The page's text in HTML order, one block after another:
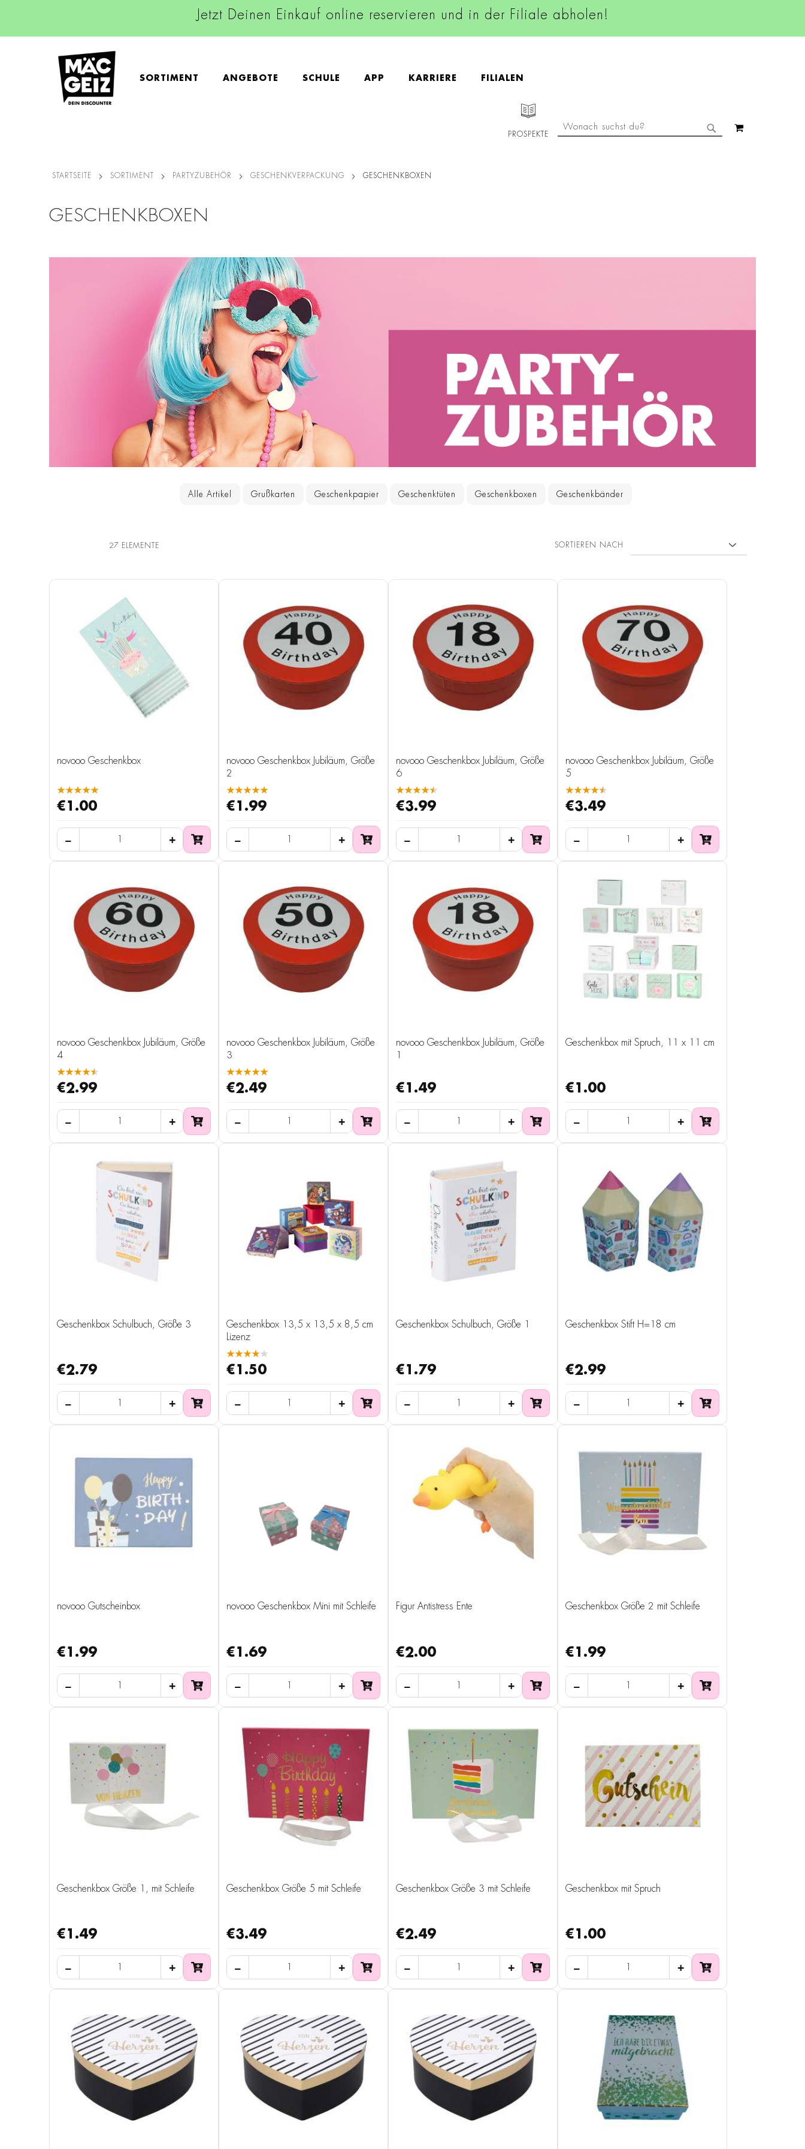
Jetzt Deinen Einkauf online reservieren und in der Filiale abholen!
SORTIMENT ANGEBOTE SCHULE APP KARRIERE FILIALEN
PROSPEKTE
SUCHE
STARTSEITE SORTIMENT PARTYZUBEHÖR GESCHENKVERPACKUNG GESCHENKBOXEN
GESCHENKBOXEN
Alle Artikel Grußkarten Geschenkpapier Geschenktüten Geschenkboxen Geschenkbänder
27 ELEMENTE SORTIEREN NACH
novooo Geschenkbox
★★★★★
€1.00
novooo Geschenkbox Jubiläum, Größe
2
★★★★★
€1.99
novooo Geschenkbox Jubiläum, Größe
6
★★★★★
€3.99
novooo Geschenkbox Jubiläum, Größe
5
★★★★★
€3.49
novooo Geschenkbox Jubiläum, Größe
4
★★★★★
€2.99
novooo Geschenkbox Jubiläum, Größe
3
★★★★★
€2.49
novooo Geschenkbox Jubiläum, Größe
€1.49
Geschenkbox mit Spruch, 11 x 11 cm
€1.00
Geschenkbox Schulbuch, Größe 3
€2.79
Geschenkbox 13,5 x 13,5 x 8,5 cm
Lizenz
★★★★★
€1.50
Geschenkbox Schulbuch, Größe 1
€1.79
Geschenkbox Stift H=18 cm
€2.99
novooo Gutscheinbox
€1.99
novooo Geschenkbox Mini mit Schleife
€1.69
Figur Antistress Ente
€2.00
Geschenkbox Größe 2 mit Schleife
€1.99
Geschenkbox Größe 1, mit Schleife
€1.49
Geschenkbox Größe 5 mit Schleife
€3.49
Geschenkbox Größe 3 mit Schleife
€2.49
Geschenkbox mit Spruch
€1.00